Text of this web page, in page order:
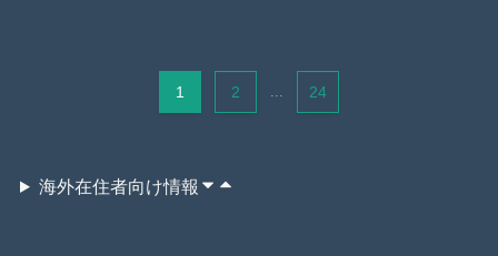
1 2 24
海外在住者向け情報